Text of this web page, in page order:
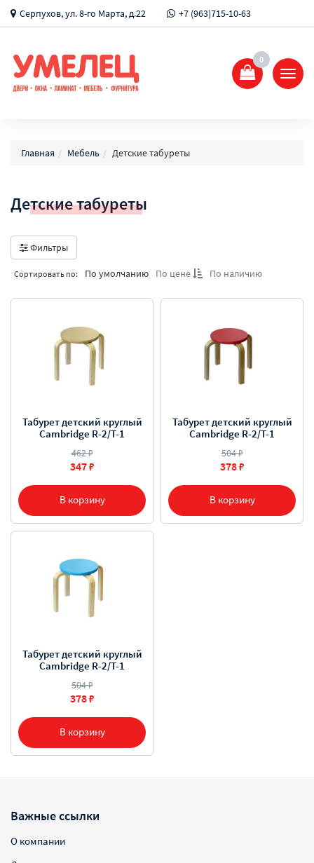
Серпухов, ул. 8-го Марта, д.22 +7 (963)715-10-63
0
Главная Мебель Детские табуреты
Детские табуреты
Фильтры
Сортировать по: По умолчанию По цене По наличию
В корзину
Табурет детский круглый
Cambridge R-2/T-1
462 ₽
347 ₽
В корзину
Табурет детский круглый
Cambridge R-2/T-1
504 ₽
378 ₽
В корзину
Табурет детский круглый
Cambridge R-2/T-1
504 ₽
378 ₽
Важные ссылки
О компании